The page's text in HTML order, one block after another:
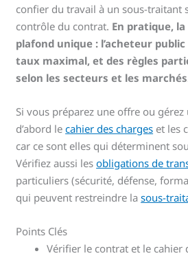
confier du travail à un sous-traitant
contrôle du contrat. En pratique,
plafond unique : l’acheteur
taux maximal, et des règles
selon les secteurs et les
Si vous préparez une offre ou
d’abord lecahier des charges et les
car ce sont elles qui déterminent
Vérifiez aussi lesobligations de
particuliers (sécurité, défense,
qui peuvent restreindre lasous-
Points Clés
Vérifier le contrat et le cahier